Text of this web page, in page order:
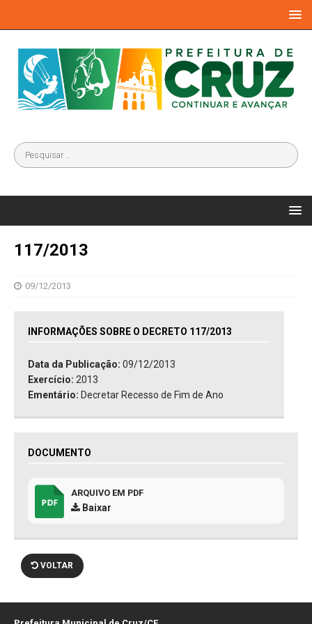
117/2013
09/12/2013
INFORMAÇÕES SOBRE O DECRETO 117/2013
Data da Publicação: 09/12/2013
Exercício: 2013
Ementário: Decretar Recesso de Fim de Ano
DOCUMENTO
ARQUIVO EM PDF
Baixar
VOLTAR